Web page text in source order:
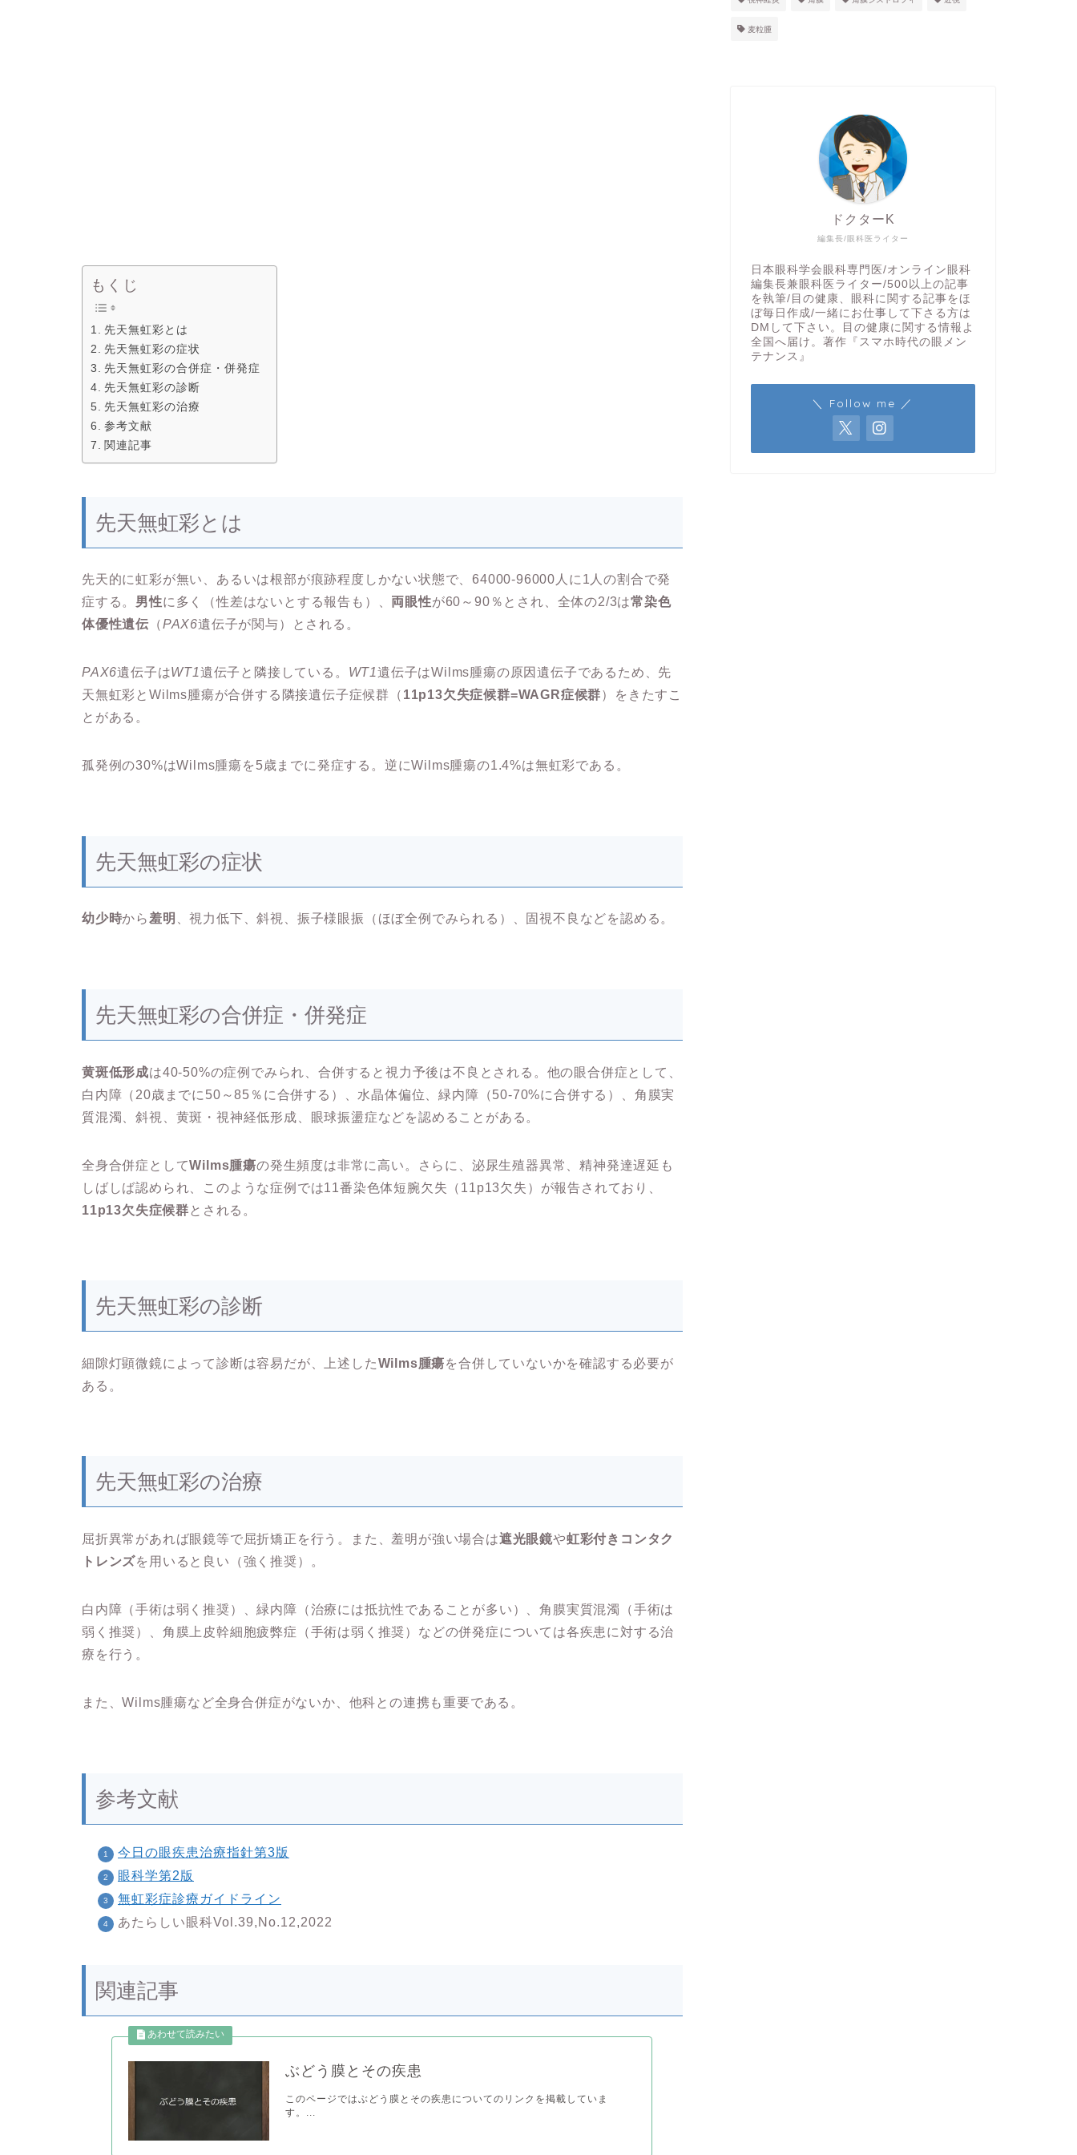
もくじ
先天無虹彩とは
先天無虹彩の症状
先天無虹彩の合併症・併発症
先天無虹彩の診断
先天無虹彩の治療
参考文献
関連記事
先天無虹彩とは
先天的に虹彩が無い、あるいは根部が痕跡程度しかない状態で、64000-96000人に1人の割合で発
症する。 男性に多く（性差はないとする報告も）、 両眼性が60～90％とされ、全体の2/3は常染色
体優性遺伝 （PAX6遺伝子が関与）とされる。
PAX6遺伝子はWT1遺伝子と隣接している。 WT1遺伝子はWilms腫瘍の原因遺伝子であるため、先
天無虹彩とWilms腫瘍が合併する隣接遺伝子症候群（ 11p13欠失症候群=WAGR症候群）をきたすこ
とがある。
孤発例の30%はWilms腫瘍を5歳までに発症する。逆にWilms腫瘍の1.4%は無虹彩である。
先天無虹彩の症状
幼少時から羞明 、視力低下、斜視、振子様眼振（ほぼ全例でみられる）、固視不良などを認める。
先天無虹彩の合併症・併発症
黄斑低形成は40-50%の症例でみられ、合併すると視力予後は不良とされる。他の眼合併症として、
白内障（20歳までに50～85％に合併する）、水晶体偏位、緑内障（50-70%に合併する）、角膜実
質混濁、斜視、黄斑・視神経低形成、眼球振盪症などを認めることがある。
全身合併症としてWilms腫瘍の発生頻度は非常に高い。さらに、泌尿生殖器異常、精神発達遅延も
しばしば認められ、このような症例では11番染色体短腕欠失（11p13欠失）が報告されており、
11p13欠失症候群 とされる。
先天無虹彩の診断
細隙灯顕微鏡によって診断は容易だが、上述したWilms腫瘍を合併していないかを確認する必要が
ある。
先天無虹彩の治療
屈折異常があれば眼鏡等で屈折矯正を行う。また、羞明が強い場合は遮光眼鏡や虹彩付きコンタク
トレンズを用いると良い（強く推奨）。
白内障（手術は弱く推奨）、緑内障（治療には抵抗性であることが多い）、角膜実質混濁（手術は
弱く推奨）、角膜上皮幹細胞疲弊症（手術は弱く推奨）などの併発症については各疾患に対する治
療を行う。
また、Wilms腫瘍など全身合併症がないか、他科との連携も重要である。
参考文献
今日の眼疾患治療指針第3版
眼科学第2版
無虹彩症診療ガイドライン
あたらしい眼科Vol.39,No.12,2022
関連記事
ぶどう膜とその疾患
このページではぶどう膜とその疾患についてのリンクを掲載していま
す。...
麦粒腫
編集長/眼科医ライター
ドクターK
日本眼科学会眼科専門医/オンライン眼科
編集長兼眼科医ライター/500以上の記事
を執筆/目の健康、眼科に関する記事をほ
ぼ毎日作成/一緒にお仕事して下さる方は
DMして下さい。目の健康に関する情報よ
全国へ届け。著作『スマホ時代の眼メン
テナンス』
＼ Follow me ／